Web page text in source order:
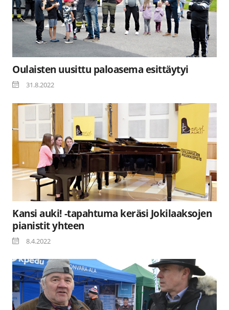
Oulaisten uusittu paloasema esittäytyi
31.8.2022
Kansi auki! -tapahtuma keräsi Jokilaaksojen
pianistit yhteen
8.4.2022